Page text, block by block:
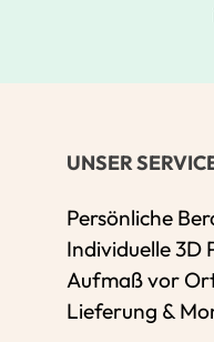
UNSER
Persönliche
Individuelle 3D
Aufmaß vor
Lieferung &